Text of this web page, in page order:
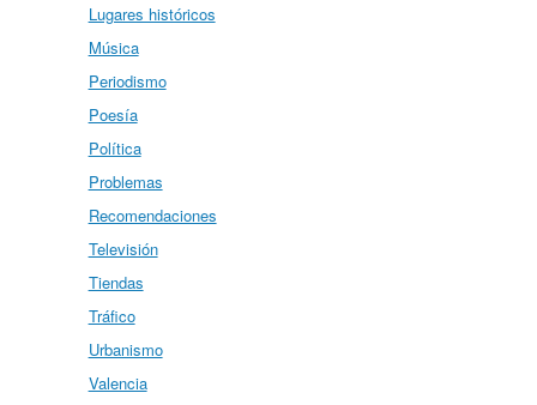
Lugares históricos
Música
Periodismo
Poesía
Política
Problemas
Recomendaciones
Televisión
Tiendas
Tráfico
Urbanismo
Valencia